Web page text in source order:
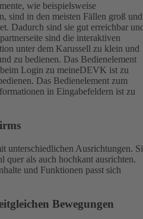
wie beispielsweise
sind in den meisten Fällen groß und
Dadurch sind sie gut erreichbar
sind die interaktiven
unter dem Karussell zu klein und
zu bedienen. Das Bedienelement
Login zu meineDEVK ist zu
Das Bedienelement zum
in Eingabefeldern ist zu
unterschiedlichen Ausrichtungen.
als auch hochkant ausrichten.
und Funktionen passt sich
Bewegungen